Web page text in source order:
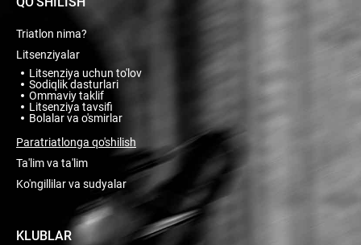
Triatlon nima?
Litsenziyalar
Litsenziya uchun to'lov
Sodiqlik dasturlari
Ommaviy taklif
Litsenziya tavsifi
Bolalar va o'smirlar
Paratriatlonga qo'shilish
Ta'lim va ta'lim
Ko'ngillilar va sudyalar
KLUBLAR